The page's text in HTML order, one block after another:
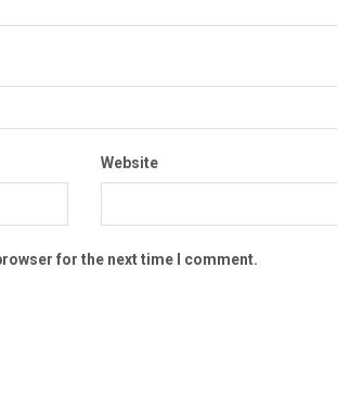
Website
for the next time I comment.